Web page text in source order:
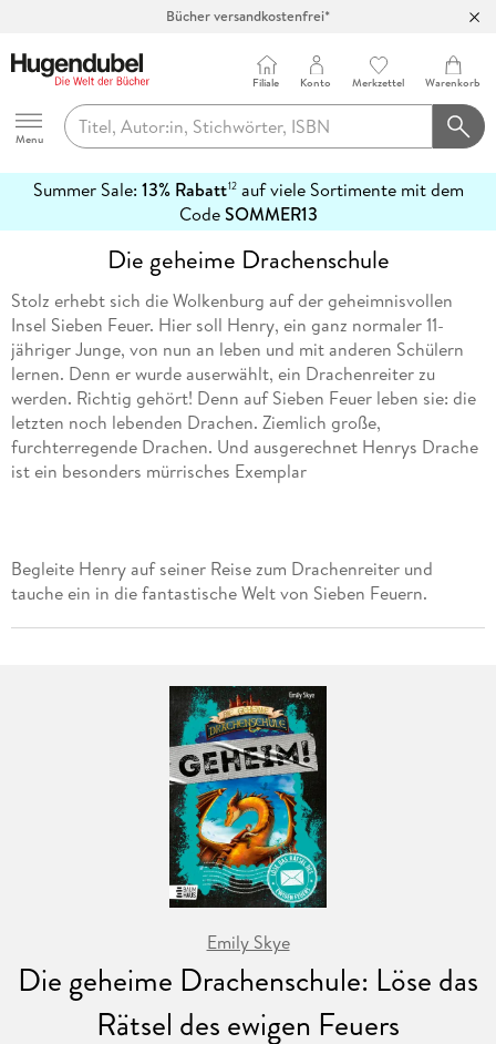
Bücher versandkostenfrei*
Abholung in über 100 Filialen
Hugendubel
Menu
Filiale Konto Merkzettel Warenkorb
Summer Sale: 13% Rabatt12auf viele Sortimente mit dem
CodeSOMMER13
erfahren
Die geheime Drachenschule
Stolz erhebt sich die Wolkenburg auf der geheimnisvollen
Insel Sieben Feuer. Hier soll Henry, ein ganz normaler 11-
jähriger Junge, von nun an leben und mit anderen Schülern
lernen. Denn er wurde auserwählt, ein Drachenreiter zu
werden. Richtig gehört! Denn auf Sieben Feuer leben sie: die
letzten noch lebenden Drachen. Ziemlich große,
furchterregende Drachen. Und ausgerechnet Henrys Drache
ist ein besonders mürrisches Exemplar
Begleite Henry auf seiner Reise zum Drachenreiter und
tauche ein in die fantastische Welt von Sieben Feuern.
Emily Skye
Die geheime Drachenschule: Löse das
Rätsel des ewigen Feuers